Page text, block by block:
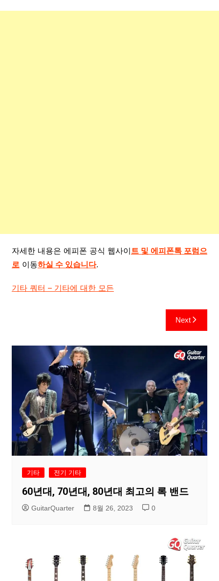
자세한 내용은 에피폰 공식 웹사이트 및 에피폰톡 포럼으
로이동하실 수 있습니다.
기타 쿼터 – 기타에 대한 모든
색
Next
기타 전기 기타
60년대, 70년대, 80년대 최고의 록 밴드
GuitarQuarter 8월 26, 2023 0